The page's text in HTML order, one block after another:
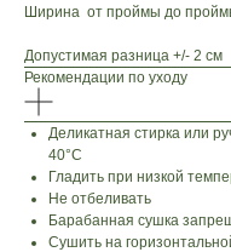
Ширина от проймы до
Допустимая разница +/- 2 см
Рекомендации по уходу
Деликатная стирка или
40°C
Гладить при низкой
Не отбеливать
Барабанная сушка
Сушить на